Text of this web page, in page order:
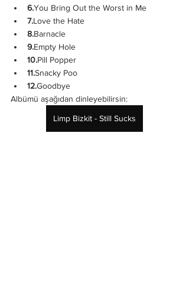
6.You Bring Out the Worst in Me
7.Love the Hate
8.Barnacle
9.Empty Hole
10.Pill Popper
11.Snacky Poo
12.Goodbye
Albümü aşağıdan dinleyebilirsin:
Limp Bizkit - Still Sucks